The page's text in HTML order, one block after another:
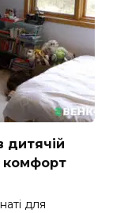
дитячій
комфорт
для